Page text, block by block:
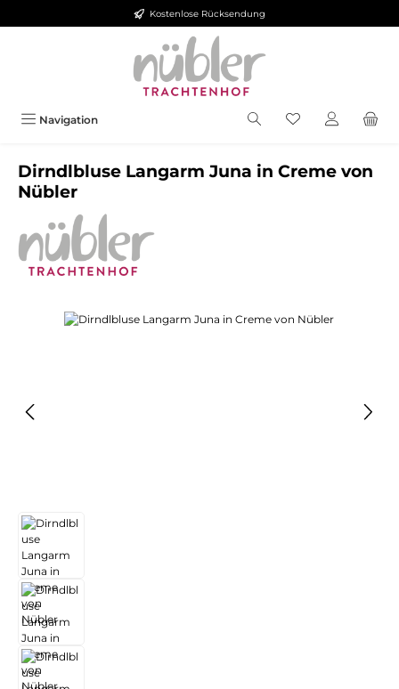
Zum Hauptinhalt springen Kostenlose Rücksendung
Navigation
Dirndlbluse Langarm Juna in Creme von
Nübler
Bildergalerie überspringen